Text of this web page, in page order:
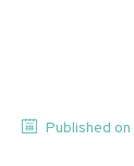
Published on